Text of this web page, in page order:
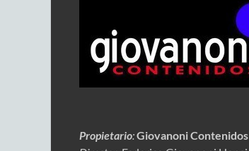
Propietario:Giovanoni Contenidos